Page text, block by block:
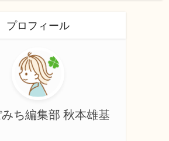
プロフィール
ち編集部 秋本雄基